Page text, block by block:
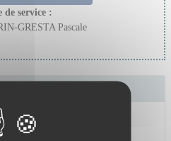
de service :
GRESTA Pascale